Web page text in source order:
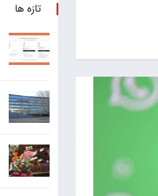
تازه ها